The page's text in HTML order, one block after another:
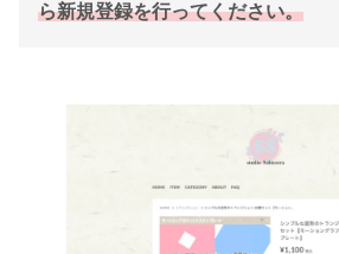
ら新規登録を行ってください。